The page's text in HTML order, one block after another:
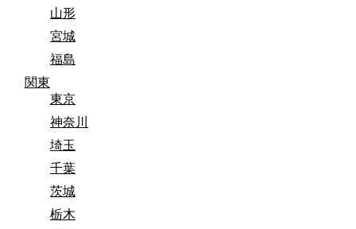
山形
宮城
福島
関東
東京
神奈川
埼玉
千葉
茨城
栃木